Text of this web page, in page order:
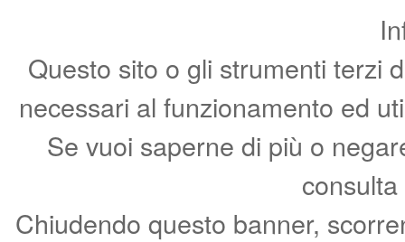
Questo sito o gli strumenti terzi
necessari al funzionamento ed
Se vuoi saperne di più o
Chiudendo questo banner,